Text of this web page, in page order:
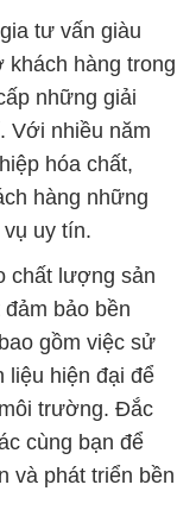
tư vấn giàu
khách hàng trong
những giải
Với nhiều năm
hóa chất,
hàng những
uy tín.
chất lượng sản
bảo bền
gồm việc sử
liệu hiện đại để
trường. Đắc
cùng bạn để
và phát triển bền